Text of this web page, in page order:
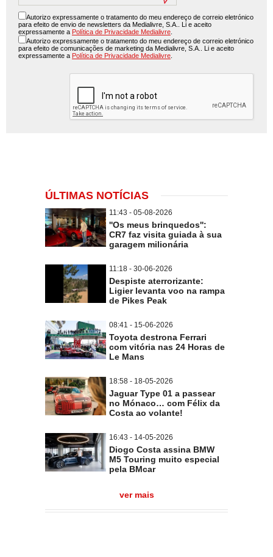
Autorizo expressamente o tratamento do meu endereço de correio eletrónico
para efeito de envio de newsletters da Medialivre, S.A.. Li e aceito
expressamente a Política de Privacidade Medialivre
Autorizo expressamente o tratamento do meu endereço de correio eletrónico
para efeito de comunicações de marketing da Medialivre, S.A.. Li e aceito
expressamente a Política de Privacidade Medialivre
ÚLTIMAS NOTÍCIAS
11:43 - 05-08-2026
''Os meus brinquedos'':
CR7 faz visita guiada à sua
garagem milionária
11:18 - 30-06-2026
Despiste aterrorizante:
Ligier levanta voo na rampa
de Pikes Peak
08:41 - 15-06-2026
Toyota destrona Ferrari
com vitória nas 24 Horas de
Le Mans
18:58 - 18-05-2026
Jaguar Type 01 a passear
no Mónaco… com Félix da
Costa ao volante!
16:43 - 14-05-2026
Diogo Costa assina BMW
M5 Touring muito especial
pela BMcar
ver mais